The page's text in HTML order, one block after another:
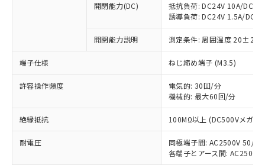
開閉能力(DC)
抵抗負荷: DC24V 10A/
誘導負荷: DC24V 1.5A/
開閉能力説明 測定条件: 周囲温度 20±2℃
端子仕様 ねじ締め端子 (M3.5)
許容操作頻度
電気的: 30回/分
機械的: 最大60回/分
絶縁抵抗 100MΩ以上 (DC500Vメガ)
耐電圧
同極端子間: AC2500V 50/
各端子とアース間:
本サービスは、当社制御機器事業取扱
商品の当社在庫状況および標準価格
(税抜)を提供させていただくもので
当社制御機器事業取扱商品の中には、
記載している更新日時点での社内デー
タに基づき作成されるものであり、閲
覧された時点での実際の在庫および標
準価格とは異なる場合があることをご
調査・確認中：EU RoHS指令（10物質）の
非含有の対応状況を調査中または確認中の
非該当品：ライセンス料など無形物で、有
害物質有無と関係のない商品です。
仕入先様の事情により、非含有部品として
いたものが、含有品と判明した場合などや
むを得ず変更することがあります。
*EU RoHS指令（10物質）：
鉛(Pb) 1000ppm以下、 水銀(Hg) 1000ppm以下、 カド
六価クロム(Cr(Ⅵ)) 1000ppm以下、ポリ臭化ビフェニル
類(PBB) 1000ppm以下、ポリ臭化ジフェニルエーテル類
「○」：最大均質材料含有率が中国RoHSの
基準値以下であることを示します。
「×」：最大均質材料含有率が中国RoHSの
基準値を超えていることを示します。
「－」：未確認です。当社販売部門へお問
*中国RoHS10物質の基準値 (GB/T26572)：
Pb(鉛) :1000ppm、 Hg(水銀) : 1000ppm、 Cd(カドミウ
Cr(Ⅵ)(六価クロム) : 1000ppm、 PBBs(ポリ臭化ビフェ
当社は、これら貴社製品のうち、外国
為替および外国貿易法に定める商品
または国外への提供する場合は、日本
国政府の輸出許可(または役務取引許
可)を取得するなどの必要な手続きを